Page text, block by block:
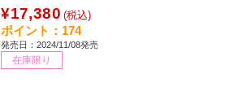
¥17,380 (税込)
ポイント：174
発売日：2024/11/08発売
在庫限り